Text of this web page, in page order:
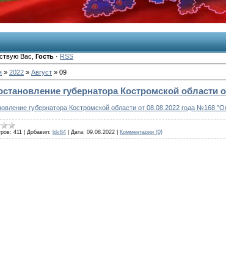
Вас Гость· RSS
» 2022 » Август » 09
губернатора Костромской
губернатора Костромской области от 08.08.2022 года №168
411 Добавил: ldv84 Дата: 09.08.2022 Комментарии (0)